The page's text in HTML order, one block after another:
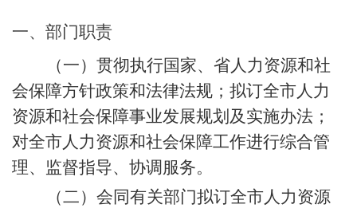
一、 部门职责
（一）贯彻执行国家、省人力资源和社
会保障方针政策和法律法规；拟订全市人力
资源和社会保障事业发展规划及实施办法；
对全市人力资源和社会保障工作进行综合管
理、监督指导、协调服务。
（二）会同有关部门拟订全市人力资源